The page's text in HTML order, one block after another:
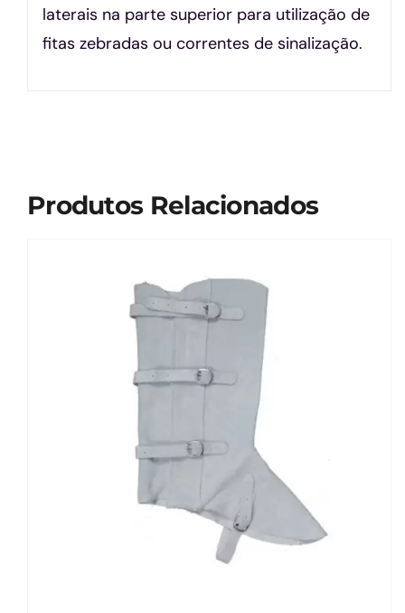
laterais na parte superior para utilização de
fitas zebradas ou correntes de sinalização.
Produtos Relacionados